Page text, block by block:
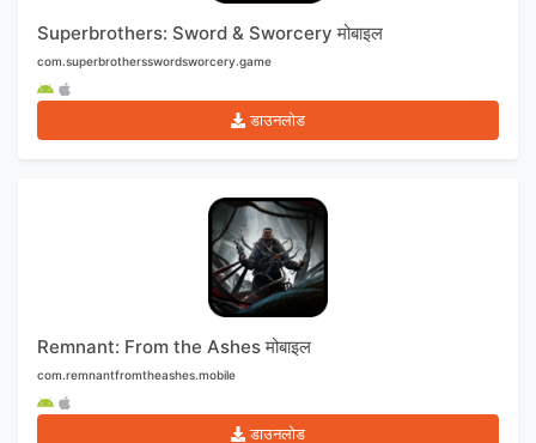
Superbrothers: Sword & Sworcery मोबाइल
com.superbrothersswordsworcery.game
डाउनलोड
Remnant: From the Ashes मोबाइल
com.remnantfromtheashes.mobile
डाउनलोड